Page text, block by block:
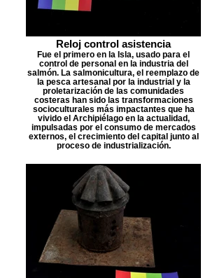
Reloj control asistencia
Fue el primero en la Isla, usado para el
control de personal en la industria del
salmón. La salmonicultura, el reemplazo de
la pesca artesanal por la industrial y la
proletarización de las comunidades
costeras han sido las transformaciones
socioculturales más impactantes que ha
vivido el Archipiélago en la actualidad,
impulsadas por el consumo de mercados
externos, el crecimiento del capital junto al
proceso de industrialización.